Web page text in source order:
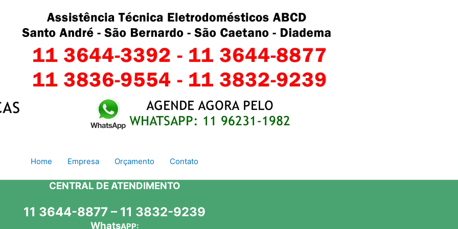
Home Empresa Orçamento Contato
CENTRAL DE ATENDIMENTO
11 3644-8877 – 11 3832-9239
WhatsAPP: